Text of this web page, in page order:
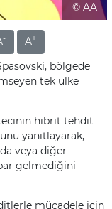
© AA
- A+
bölgede
tek ülke
hibrit tehdit
yanıtlayarak,
veya diğer
gelmediğini
mücadele için